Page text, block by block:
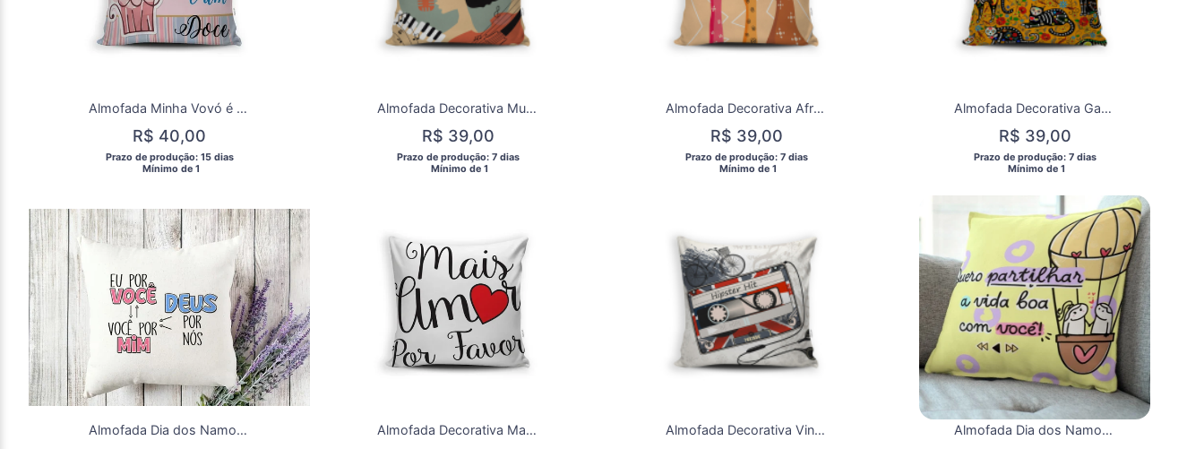
Almofada Minha Vovó é um Doce
R$ 40,00
Prazo de produção: 15 dias
  Mínimo de 1
Almofada Decorativa Musical
R$ 39,00
Prazo de produção: 7 dias
  Mínimo de 1
Almofada Decorativa Afro 05
R$ 39,00
Prazo de produção: 7 dias
  Mínimo de 1
Almofada Decorativa Gato Mexicano
R$ 39,00
Prazo de produção: 7 dias
  Mínimo de 1
Almofada Dia dos Namorados Deus Por Nós Almofada Decorativa Mais Amor Por Favor Almofada Decorativa Vintage Almofada Dia dos Namorados Florks